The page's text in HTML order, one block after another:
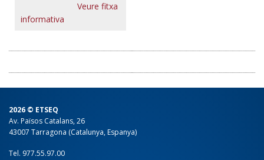
Veure fitxa
informativa
2026 © ETSEQ
Av. Països Catalans, 26
43007 Tarragona (Catalunya, Espanya)
Tel. 977.55.97.00